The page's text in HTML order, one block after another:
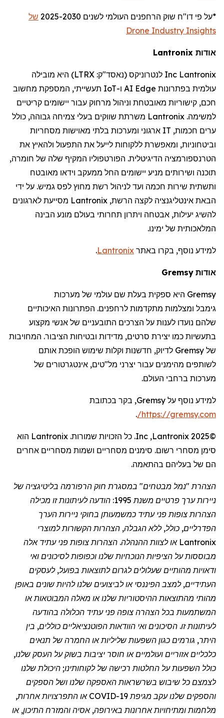
*על פי דו"ח שוק הרחפנים העולמי לשנים 2025-2030
של
Drone Industry Insights
אודות Lantronix
Lantronix
Inc לנטרוניקס (נאסד"ק: LTRX) היא מובילה
עולמית בפתרונות Edge
AI ו-IoT תעשייתי, המספקת מחשוב
חכם, קישוריות מאובטחת וניהול מרחוק עבור יישומים קריטיים
למשימה. Lantronix משרתת שווקים בעלי צמיחה גבוהה, כולל
ערים חכמות, IT ארגוני ומערכות בלתי מאוישות מסחריות
וביטחוניות, ומאפשרת ללקוחות לייעל את התפעול ולהאיץ את
הטרנספורמציה הדיגיטלית. הפורטפוליו המקיף שלה של חומרה,
תוכנה ושירותים מניע יישומים החל ממעקב וידאו מאובטח
ותשתית שירות חכמה ועד לניהול רשת מחוץ לפס גמיש. על ידי
הבאת אינטליגנציה לקצה הרשת, Lantronix מסייעת לארגונים
להשיג יעילות, אבטחה ויתרון תחרותי בעולם מונע הבינה
המלאכותית של ימינו.
למידע נוסף, בקרו באתר Lantronix
.
אודות Gremsy
Gremsy היא ספקית בעלת שם עולמי של מערכות
גימבל ומצלמות מתקדמות לרחפנים. הפתרונות האיכותיים
שלהם נועדו לענות על הצרכים התובעניים של אנשי מקצוע
בתעשיות כמו יצירת סרטים, מדידות ובטיחות הציבור. המחויבות
של Gremsy לדיוק, חדשנות וקלות שימוש הופכת אותם
לשותפים מהימנים עבור יצרני מל"טים, אינטגרטורים של
מערכות ברחבי העולם.
למידע נוסף על Gremsy, בקר בכתובת
https://gremsy.com
/
.
©2025
Lantronix
,
Inc. כל הזכויות שמורות. Lantronix הוא
סימן מסחרי רשום. סימנים מסחריים ושמות מסחריים אחרים
הם של בעליהם בהתאמה.
הצהרת "נמל מבטחים" במסגרת חוק הרפורמה בליטיגציה של
ניירות ערך פרטיים משנת 1995: הודעה לעיתונות זו מכילה
הצהרות צופות פני עתיד כמשמעותן בחוקי ניירות הערך
הפדרליים, כולל, ללא הגבלה, הצהרות הקשורות למוצרי
Lantronix או לצוות ההנהלה. הצהרות צופות פני עתיד אלה
מבוססות על הציפיות הנוכחיות שלנו וכפופות לסיכונים ואי
ודאויות מהותיים שעלולים לגרום לתוצאות בפועל, לעסקים
העתידיים, למצב הפיננסי או לביצועים שלנו להיות שונים באופן
מהותי מהתוצאות ההיסטוריות שלנו או מאלה המבוטאות או
המשתמעות בכל הצהרה צופה פני עתיד הכלולה בהודעה
לעיתונות זו. הסיכונים ואי הוודאות הפוטנציאליים כוללים, בין
היתר, גורמים כגון השפעות שליליות או החמרה של תנאים
כלכליים אזוריים ועולמיים או חוסר יציבות בשוק על העסק שלנו,
כולל השפעות על החלטות רכישה של לקוחותינו; היכולת שלנו
לצמצם כל שיבוש בשרשראות האספקה שלנו ושל הספקים
והספקים שלנו עקב מגיפת
COVID-19 או התפרצויות אחרות,
מלחמות ומתיחויות אחרונות באירופה, אסיה והמזרח התיכון, או